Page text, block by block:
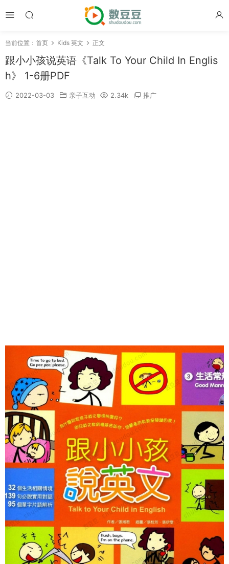
当前位置： 首页 Kids 英文 正文
跟小小孩说英语《Talk To Your Child In Englis
h》 1-6册PDF
2022-03-03 亲子互动 2.34k 推广